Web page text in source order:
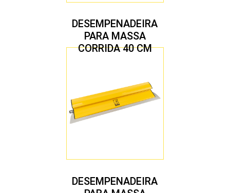
DESEMPENADEIRA
PARA MASSA
CORRIDA 40 CM
DESEMPENADEIRA